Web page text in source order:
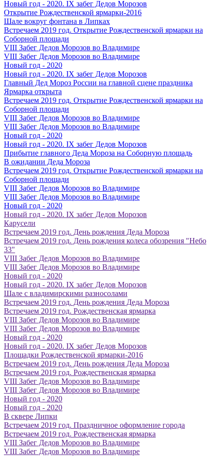
Новый год - 2020. IX забег Дедов Морозов
Открытие Рождественской ярмарки-2016
Шале вокруг фонтана в Липках
Встречаем 2019 год. Открытие Рождественской ярмарки на
Соборной площади
VIII Забег Дедов Морозов во Владимире
VIII Забег Дедов Морозов во Владимире
Новый год - 2020
Новый год - 2020. IX забег Дедов Морозов
Главный Дед Мороз России на главной сцене праздника
Ярмарка открыта
Встречаем 2019 год. Открытие Рождественской ярмарки на
Соборной площади
VIII Забег Дедов Морозов во Владимире
VIII Забег Дедов Морозов во Владимире
Новый год - 2020
Новый год - 2020. IX забег Дедов Морозов
Прибытие главного Деда Мороза на Соборную площадь
В ожидании Деда Мороза
Встречаем 2019 год. Открытие Рождественской ярмарки на
Соборной площади
VIII Забег Дедов Морозов во Владимире
VIII Забег Дедов Морозов во Владимире
Новый год - 2020
Новый год - 2020. IX забег Дедов Морозов
Карусели
Встречаем 2019 год. День рождения Деда Мороза
Встречаем 2019 год. День рождения колеса обозрения "Небо
33"
VIII Забег Дедов Морозов во Владимире
VIII Забег Дедов Морозов во Владимире
Новый год - 2020
Новый год - 2020. IX забег Дедов Морозов
Шале с владимирскими разносолами
Встречаем 2019 год. День рождения Деда Мороза
Встречаем 2019 год. Рождественская ярмарка
VIII Забег Дедов Морозов во Владимире
VIII Забег Дедов Морозов во Владимире
Новый год - 2020
Новый год - 2020. IX забег Дедов Морозов
Площадки Рождественской ярмарки-2016
Встречаем 2019 год. День рождения Деда Мороза
Встречаем 2019 год. Рождественская ярмарка
VIII Забег Дедов Морозов во Владимире
VIII Забег Дедов Морозов во Владимире
Новый год - 2020
Новый год - 2020
В сквере Липки
Встречаем 2019 год. Праздничное оформление города
Встречаем 2019 год. Рождественская ярмарка
VIII Забег Дедов Морозов во Владимире
VIII Забег Дедов Морозов во Владимире